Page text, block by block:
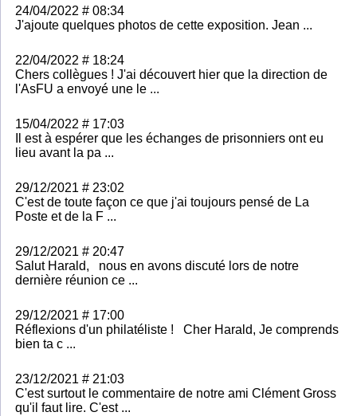
24/04/2022 # 08:34
J'ajoute quelques photos de cette exposition. Jean ...
22/04/2022 # 18:24
Chers collègues ! J'ai découvert hier que la direction de
l'AsFU a envoyé une le ...
15/04/2022 # 17:03
Il est à espérer que les échanges de prisonniers ont eu
lieu avant la pa ...
29/12/2021 # 23:02
C'est de toute façon ce que j'ai toujours pensé de La
Poste et de la F ...
29/12/2021 # 20:47
Salut Harald, nous en avons discuté lors de notre
dernière réunion ce ...
29/12/2021 # 17:00
Réflexions d'un philatéliste ! Cher Harald, Je comprends
bien ta c ...
23/12/2021 # 21:03
C'est surtout le commentaire de notre ami Clément Gross
qu'il faut lire. C'est ...